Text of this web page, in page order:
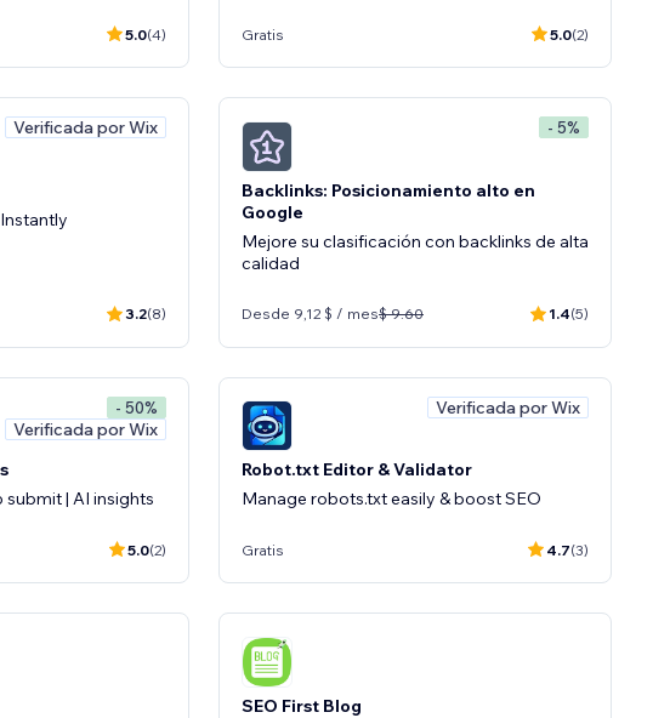
5.0(4) Gratis 5.0(2)
Verificada por Wix
3.2(8)
- 5%
Backlinks: Posicionamiento alto en
Google
Mejore su clasificación con backlinks de alta
calidad
Desde 9,12 $ / mes$ 9.60 1.4(5)
- 50%
Verificada por Wix
submit | AI insights
5.0(2)
Verificada por Wix
Robot.txt Editor & Validator
Manage robots.txt easily & boost SEO
Gratis 4.7(3)
SEO First Blog